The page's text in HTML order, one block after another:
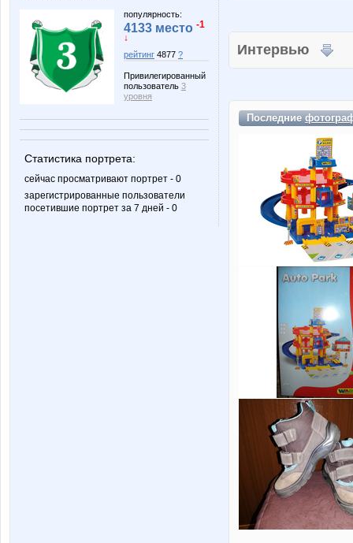
популярность:
4133 место -1
↓
рейтинг 4877 ?
Привилегированный
пользователь 3
уровня
Статистика портрета:
сейчас просматривают портрет - 0
зарегистрированные пользователи
посетившие портрет за 7 дней - 0
Интервью
Последние